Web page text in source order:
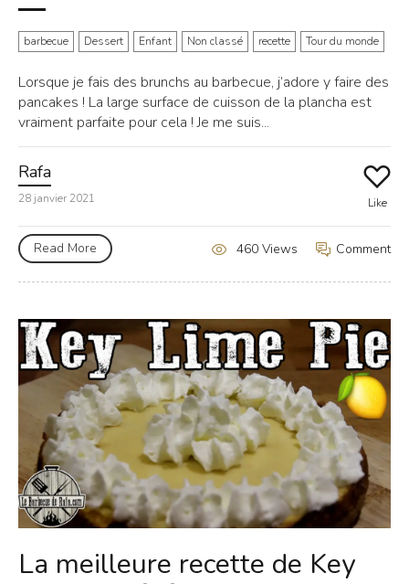
barbecue Dessert Enfant Non classé recette Tour du monde
Lorsque je fais des brunchs au barbecue, j’adore y faire des
pancakes ! La large surface de cuisson de la plancha est
vraiment parfaite pour cela ! Je me suis...
Rafa
28 janvier 2021 Like
Read More Comment
460 Views
La meilleure recette de Key